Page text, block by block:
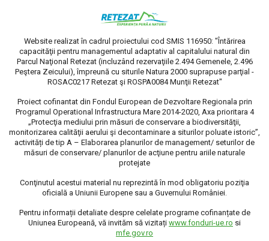
Website realizat în cadrul proiectului cod SMIS 116950: "Întărirea
capacităţii pentru managementul adaptativ al capitalului natural din
Parcul Naţional Retezat (incluzând rezervaţiile 2.494 Gemenele, 2.496
Peştera Zeicului), împreună cu siturile Natura 2000 suprapuse parţial -
ROSAC0217 Retezat şi ROSPA0084 Munţii Retezat"
Proiect cofinantat din Fondul European de Dezvoltare Regionala prin
Programul Operational Infrastructura Mare 2014-2020, Axa prioritara 4
„Protecţia mediului prin măsuri de conservare a biodiversităţii,
monitorizarea calităţii aerului şi decontaminare a siturilor poluate istoric”,
activități de tip A – Elaborarea planurilor de management/ seturilor de
măsuri de conservare/ planurilor de acţiune pentru ariile naturale
protejate
Conţinutul acestui material nu reprezintă în mod obligatoriu poziţia
oficială a Uniunii Europene sau a Guvernului României.
Pentru informații detaliate despre celelate programe cofinanțate de
Uniunea Europeană, vă invităm să vizitați www.fonduri-ue.ro si
mfe.gov.ro